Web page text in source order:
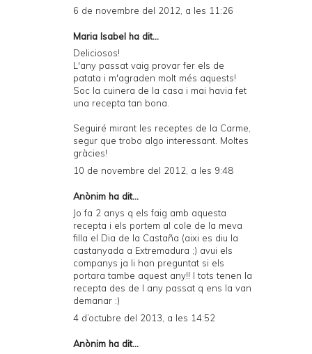
6 de novembre del 2012, a les 11:26
Maria Isabel ha dit...
Deliciosos!
L'any passat vaig provar fer els de
patata i m'agraden molt més aquests!
Soc la cuinera de la casa i mai havia fet
una recepta tan bona.
Seguiré mirant les receptes de la Carme,
segur que trobo algo interessant. Moltes
gràcies!
10 de novembre del 2012, a les 9:48
Anònim ha dit...
Jo fa 2 anys q els faig amb aquesta
recepta i els portem al cole de la meva
filla el Dia de la Castaña (aixi es diu la
castanyada a Extremadura ;) avui els
companys ja li han preguntat si els
portara tambe aquest any!! I tots tenen la
recepta des de l any passat q ens la van
demanar :)
4 d’octubre del 2013, a les 14:52
Anònim ha dit...